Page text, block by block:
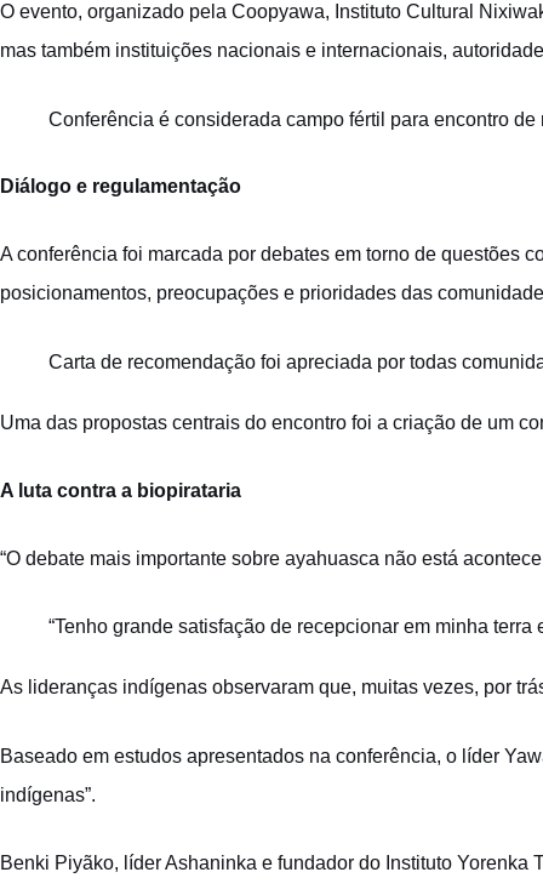
O evento, organizado pela Coopyawa, Instituto Cultural
mas também instituições nacionais e internacionais,
Conferência é considerada campo fértil para encontro
Diálogo e regulamentação
A conferência foi marcada por debates em torno de questões
posicionamentos, preocupações e prioridades das
Carta de recomendação foi apreciada por todas
Uma das propostas centrais do encontro foi a criação de um
A luta contra a biopirataria
“O debate mais importante sobre ayahuasca não está
“Tenho grande satisfação de recepcionar em minha
As lideranças indígenas observaram que, muitas vezes, por
Baseado em estudos apresentados na conferência, o líder
indígenas”.
Benki Piyãko, líder Ashaninka e fundador do Instituto